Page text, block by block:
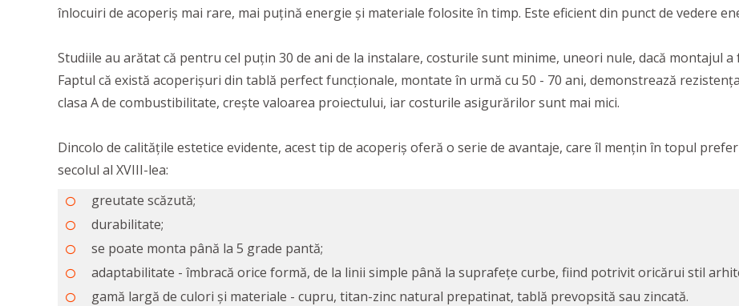
înlocuiri de acoperiș mai rare, mai puțină energie și materiale folosite în timp. Este eficient din punct de vedere
Studiile au arătat că pentru cel puțin 30 de ani de la instalare, costurile sunt minime, uneori nule, dacă montajul
Faptul că există acoperișuri din tablă perfect funcționale, montate în urmă cu 50 - 70 ani, demonstrează
clasa A de combustibilitate, crește valoarea proiectului, iar costurile asigurărilor sunt mai mici.
Dincolo de calitățile estetice evidente, acest tip de acoperiș oferă o serie de avantaje, care îl mențin în topul
secolul al XVIII-lea:
greutate scăzută;
durabilitate;
se poate monta până la 5 grade pantă;
adaptabilitate - îmbracă orice formă, de la linii simple până la suprafețe curbe, fiind potrivit oricărui stil
gamă largă de culori și materiale - cupru, titan-zinc natural prepatinat, tablă prevopsită sau zincată.